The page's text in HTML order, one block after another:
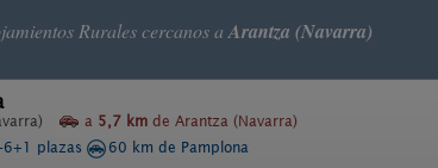
Rurales cercanos a Arantza (Navarra)
a 5,7 km de Arantza (Navarra)
6+1 plazas
60 km de Pamplona